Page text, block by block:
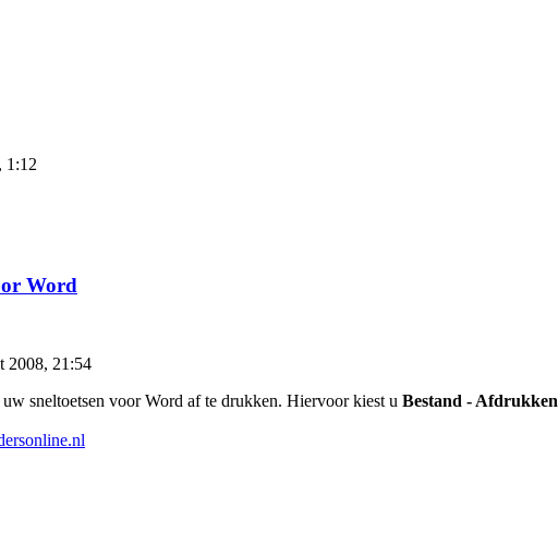
1:12
Word
2008, 21:54
sneltoetsen voor Word af te drukken. Hiervoor kiest u Bestand - Afdrukken